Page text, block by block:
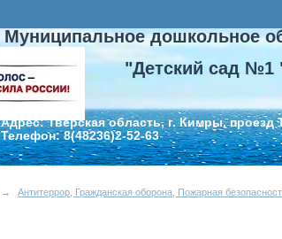
Муниципальное дошкольное
"Детский сад №1
Адрес: Тверская область, г. Кимры, проезд
Телефон: 8(48236)2-52-63
→ Антитеррор, Гражданская оборона, Пожарная